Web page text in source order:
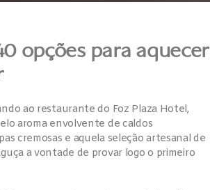
opções para aquecer
ao restaurante do Foz Plaza Hotel,
aroma envolvente de caldos
cremosas e aquela seleção artesanal de
a vontade de provar logo o primeiro